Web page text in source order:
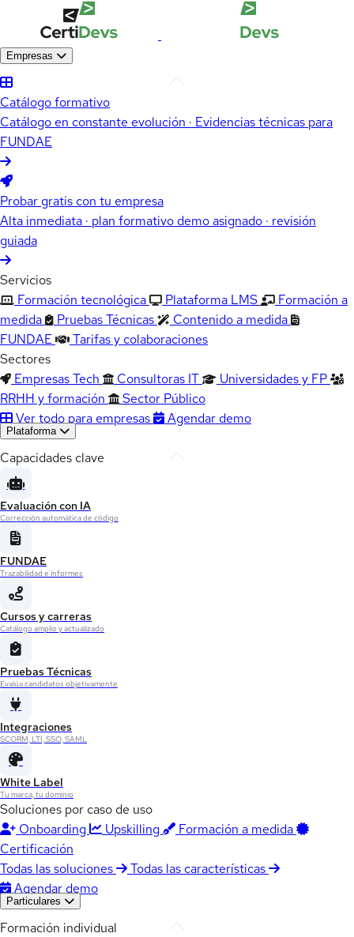
Empresas
Catálogo formativo
Catálogo en constante evolución · Evidencias técnicas para
FUNDAE
Probar gratis con tu empresa
Alta inmediata · plan formativo demo asignado · revisión
guiada
Servicios
Formación tecnológica
Plataforma LMS
Formación a
medida
Pruebas Técnicas
Contenido a medida
FUNDAE
Tarifas y colaboraciones
Sectores
Empresas Tech
Consultoras IT
Universidades y FP
RRHH y formación
Sector Público
Ver todo para empresas
Agendar demo
Plataforma
Capacidades clave
Evaluación con IA
Corrección automática de código
FUNDAE
Trazabilidad e informes
Cursos y carreras
Catálogo amplio y actualizado
Pruebas Técnicas
Evalúa candidatos objetivamente
Integraciones
SCORM, LTI, SSO, SAML
White Label
Tu marca, tu dominio
Soluciones por caso de uso
Onboarding
Upskilling
Formación a medida
Certificación
Todas las soluciones
Todas las características
Agendar demo
Particulares
Formación individual